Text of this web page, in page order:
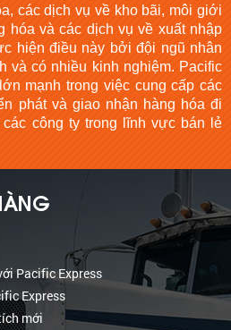
các dịch vụ về kho bãi, môi giới
hóa và các dịch vụ về xuất nhập
hiện điều này bởi đội ngũ nhân
và có nhiều kinh nghiệm. Pacific
mạnh trong việc cung cấp các
phát và giao nhận hàng hóa đi
công ty trong lĩnh vực bán lẻ
Pacific Express
Express
mới